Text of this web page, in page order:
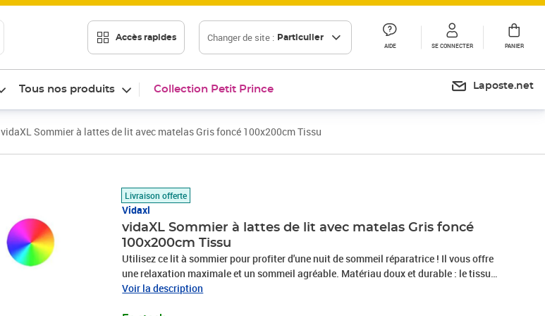
Accès rapides Changer de site : Particulier
AIDE SE CONNECTER PANIER
Tous nos produits Collection Petit Prince Laposte.net
vidaXL Sommier à lattes de lit avec matelas Gris foncé 100x200cm Tissu
Livraison offerte
Vidaxl
vidaXL Sommier à lattes de lit avec matelas Gris foncé
100x200cm Tissu
Utilisez ce lit à sommier pour profiter d'une nuit de sommeil réparatrice ! Il vous offre
une relaxation maximale et un sommeil agréable. Matériau doux et durable : le tissu
en polyester allie douceur, respirabilité et durabilité, vous garantissant un confort et
Voir la description
Prix 479,89€